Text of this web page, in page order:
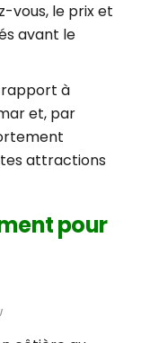
vous, le prix et
avant le
rapport à
et, par
attractions
pour